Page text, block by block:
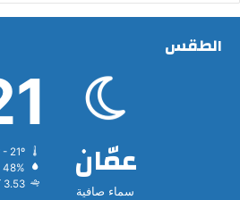
الطقس
عمّان
سماء صافية
48%
3.53 كيلومتر/ساعة